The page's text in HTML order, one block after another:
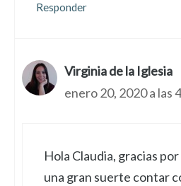
Responder
Virginia de la Iglesia
enero 20, 2020 a las
Hola Claudia, gracias
una gran suerte contar